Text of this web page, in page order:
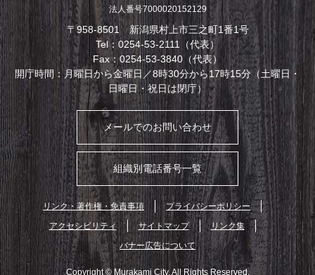
法人番号7000020152129
〒958-8501 新潟県村上市三之町1番1号
Tel：0254-53-2111（代表）
Fax：0254-53-3840（代表）
開庁時間：月曜日から金曜日／8時30分から17時15分（土曜日・
日曜日・祝日は閉庁）
メールでのお問い合わせ
組織別電話番号一覧
リンク・著作権・免責事項
プライバシーポリシー
アクセシビリティ
サイトマップ
リンク集
バナー広告について
Copyright © Murakami City. All Rights Reserved.